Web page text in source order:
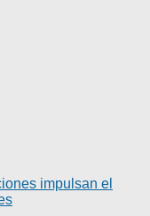
impulsan el